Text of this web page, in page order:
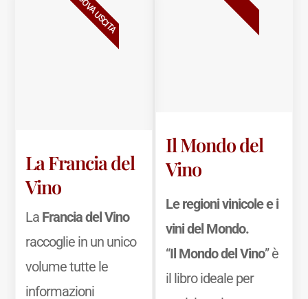
La Francia del
Vino
La Francia del Vino
raccoglie in un unico
volume tutte le
informazioni
NUOVA USCITA
Il Mondo del
Vino
Le regioni vinicole e i
vini del Mondo.
“Il Mondo del Vino” è
il libro ideale per